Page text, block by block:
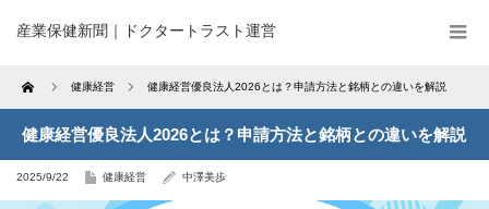
産業保健新聞｜ドクタートラスト運営
Home 健康経営 健康経営優良法人2026とは？申請方法と銘柄との違いを解説
健康経営優良法人2026とは？申請方法と銘柄との違いを解説
2025/9/22 健康経営 中澤美歩